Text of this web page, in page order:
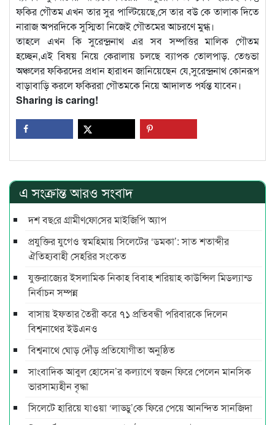
ফকির গৌতম এখন তার সুর পাল্টিয়েছে,সে তার বউ কে তালাক দিতে
নারাজ অপরদিকে সুস্মিতা নিজেই গৌতমের আচরণে মুগ্ধ।
তাহলে এখন কি সুরেন্দ্রনাথ এর সব সম্পত্তির মালিক গৌতম
হচ্ছেন,এই বিষয় নিয়ে কেরালায় চলছে ব্যাপক তোলপাড়. তেগুভা
অঞ্চলের ফকিরদের প্রধান হারাধন জানিয়েছেন যে,সুরেন্দ্রনাথ কোনরূপ
বাড়াবাড়ি করলে ফকিররা গৌতমকে নিয়ে আদালত পর্যন্ত যাবেন।
Sharing is caring!
এ সংক্রান্ত আরও সংবাদ
দশ বছ‌রে গ্রামীণ‌ফো‌সের মাইজিপি অ্যাপ
প্রযুক্তির যুগেও স্বমহিমায় সিলেটের ‘ডমকা’: সাত শতাব্দীর
ঐতিহ্যবাহী সেহরির সংকেত
যুক্তরাজ্যের ইসলামিক নিকাহ বিবাহ শরিয়াহ কাউন্সিল মিডল্যান্ড
নির্বাচন‌ সম্পন্ন
বাসায় ইফতার তৈরী করে ৭১ প্রতিবন্ধী পরিবারকে দিলেন
বিশ্বনাথের ইউএনও
বিশ্বনাথে ঘোড় দৌঁড় প্রতিযোগীতা অনুষ্ঠিত
সাংবাদিক আবুল হোসেন’র কল্যাণে স্বজন ফিরে পেলেন মানসিক
ভারসাম্যহীন বৃদ্ধা
সিলেটে হারিয়ে যাওয়া ‘লাড্ডু’কে ফিরে পেয়ে আনন্দিত সানজিদা